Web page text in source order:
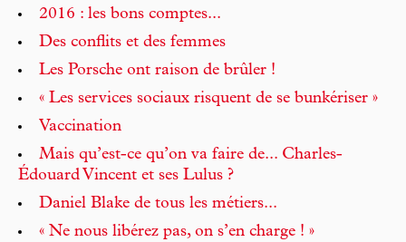
2016 : les bons comptes...
Des conflits et des femmes
Les Porsche ont raison de brûler !
« Les services sociaux risquent de se bunkériser »
Vaccination
Mais qu’est-ce qu’on va faire de... Charles-
Édouard Vincent et ses Lulus ?
Daniel Blake de tous les métiers...
« Ne nous libérez pas, on s’en charge ! »